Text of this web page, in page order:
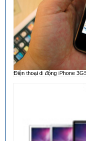
Điện thoại di động iPhone